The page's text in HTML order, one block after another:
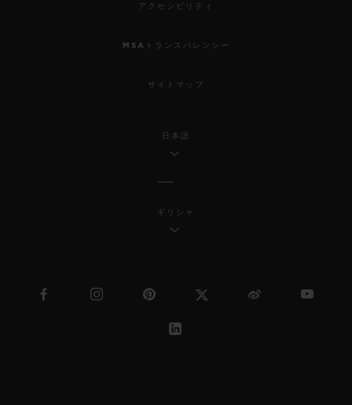
アクセシビリティ
MSAトランスパレンシー
サイトマップ
日本語
ギリシャ